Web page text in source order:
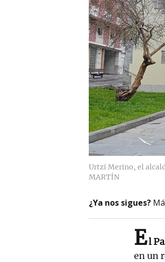
Urtzi Merino, el
MARTÍN
¿Ya nos sigues?
El
en un